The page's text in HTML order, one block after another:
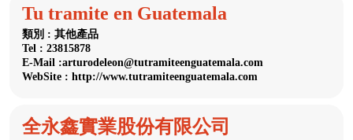
Tu tramite en Guatemala
類別 : 其他產品
Tel : 23815878
E-Mail :arturodeleon@tutramiteenguatemala.com
WebSite : http://www.tutramiteenguatemala.com
全永鑫實業股份有限公司